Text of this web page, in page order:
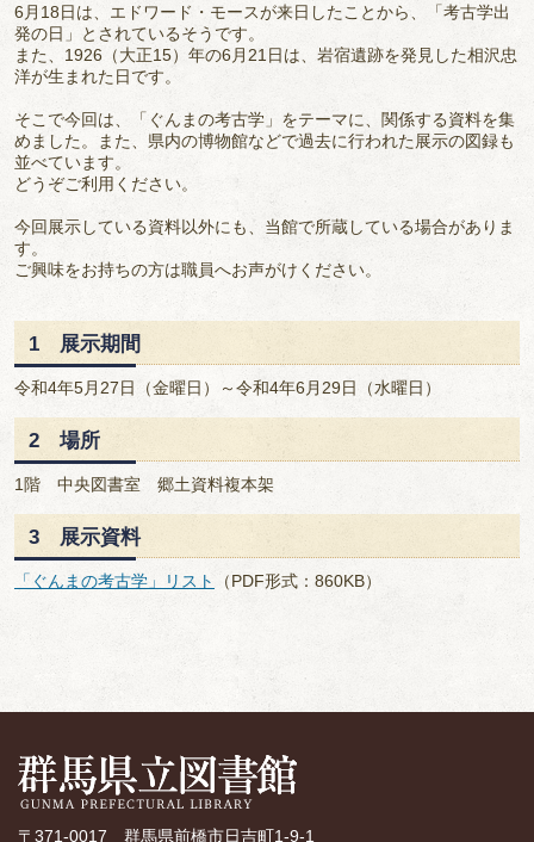
6月18日は、エドワード・モースが来日したことから、「考古学出
発の日」とされているそうです。
また、 1926 （大正15）年の6月21日は、岩宿遺跡を発見した相沢忠
洋が生まれた日です。
そこで今回は、「ぐんまの考古学」をテーマに、関係する資料を集
めました。また、県内の博物館などで過去に行われた展示の図録も
並べています。
どうぞご利用ください。
今回展示している資料以外にも、当館で所蔵している場合がありま
す。
ご興味をお持ちの方は職員へお声がけください。
1 展示期間
令和4年5月27日（金曜日）～令和4年6月29日（水曜日）
2 場所
1階 中央図書室 郷土資料複本架
3 展示資料
「ぐんまの考古学」リスト （PDF形式：860KB）
〒371-0017 群馬県前橋市日吉町1-9-1